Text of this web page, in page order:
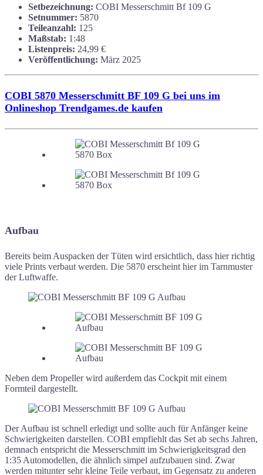
Setbezeichnung: COBI Messerschmitt Bf 109 G
Setnummer: 5870
Teileanzahl: 125
Maßstab: 1:48
Listenpreis: 24,99 €
Veröffentlichung: März 2025
COBI 5870 Messerschmitt BF 109 G bei uns im
Onlineshop Trendgames.de kaufen
Aufbau
Bereits beim Auspacken der Tüten wird ersichtlich, dass hier richtig
viele Prints verbaut werden. Die 5870 erscheint hier im Tarnmuster
der Luftwaffe.
Neben dem Propeller wird außerdem das Cockpit mit einem
Formteil dargestellt.
Der Aufbau ist schnell erledigt und sollte auch für Anfänger keine
Schwierigkeiten darstellen. COBI empfiehlt das Set ab sechs Jahren,
demnach entspricht die Messerschmitt im Schwierigkeitsgrad den
1:35 Automodellen, die ähnlich simpel aufzubauen sind. Zwar
werden mitunter sehr kleine Teile verbaut, im Gegensatz zu anderen